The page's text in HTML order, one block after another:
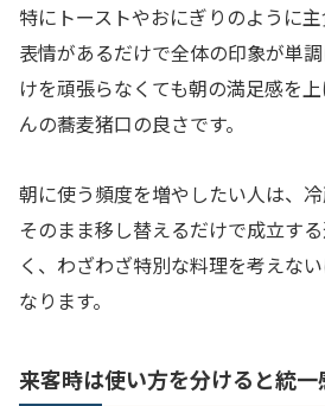
特にトーストやおにぎりのように
表情があるだけで全体の印象が単
けを頑張らなくても朝の満足感を
んの蕎麦猪口の良さです。
朝に使う頻度を増やしたい人は、
そのまま移し替えるだけで成立す
く、わざわざ特別な料理を考えな
なります。
来客時は使い方を分けると統一